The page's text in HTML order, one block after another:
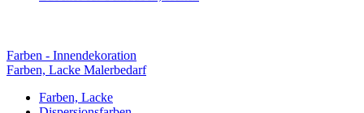
Farben - Innendekoration
Farben, Lacke Malerbedarf
Farben, Lacke